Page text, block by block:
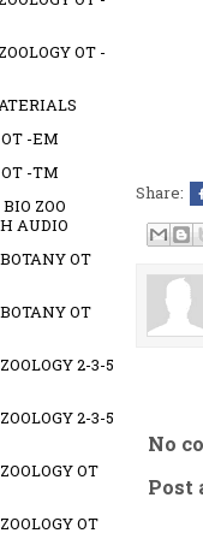
Share:
No
Post
OT -
OT -EM
OT -TM
ZOO
AUDIO
OT
OT
2-3-5
2-3-5
OT
OT